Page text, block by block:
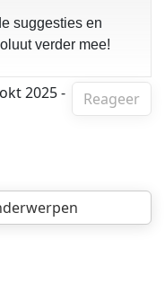
suggesties en
verder mee!
Reageer
2025 -